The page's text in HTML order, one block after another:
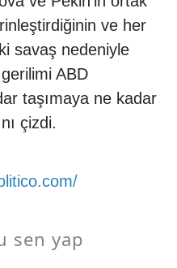
ve her
savaş nedeniyle
ABD
taşımaya ne kadar
çizdi.
sen yap